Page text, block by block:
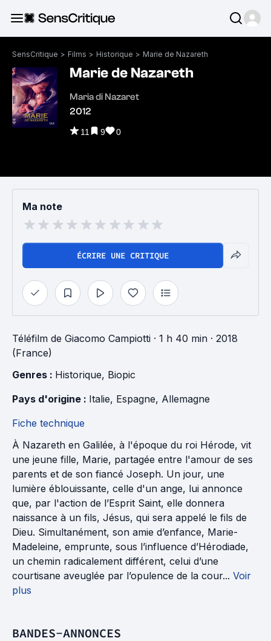
SensCritique > Films > Historique > Marie de Nazareth
Marie de Nazareth
Maria di Nazaret
2012
11 9 0
Ma note
ÉCRIRE UNE CRITIQUE
Téléfilm de Giacomo Campiotti · 1 h 40 min · 2018
(France)
Genres : Historique, Biopic
Pays d'origine : Italie, Espagne, Allemagne
Fiche technique
À Nazareth en Galilée, à l'époque du roi Hérode, vit
une jeune fille, Marie, partagée entre l'amour de ses
parents et de son fiancé Joseph. Un jour, une
lumière éblouissante, celle d'un ange, lui annonce
que, par l'action de l’Esprit Saint, elle donnera
naissance à un fils, Jésus, qui sera appelé le fils de
Dieu. Simultanément, son amie d’enfance, Marie-
Madeleine, emprunte, sous l’influence d’Hérodiade,
un chemin radicalement différent, celui d’une
courtisane aveuglée par l’opulence de la cour... Voir
plus
BANDES-ANNONCES